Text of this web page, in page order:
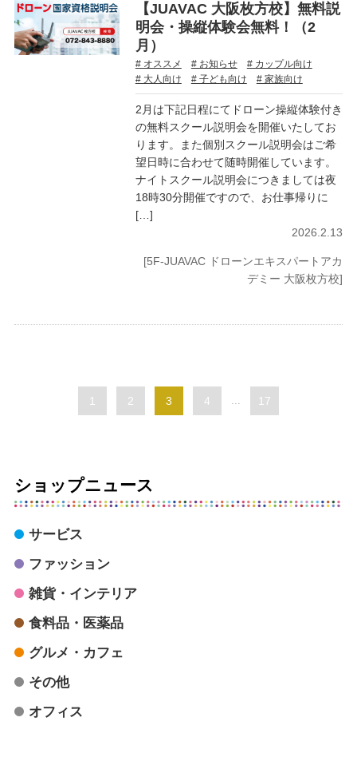
【JUAVAC 大阪枚方校】無料説
明会・操縦体験会無料！（2
月）
# オススメ # お知らせ
# カップル向け
# 大人向け
# 子ども向け # 家族向け
2月は下記日程にてドローン操縦体験付き
の無料スクール説明会を開催いたしてお
ります。また個別スクール説明会はご希
望日時に合わせて随時開催しています。
ナイトスクール説明会につきましては夜
18時30分開催ですので、お仕事帰りに
[…]
2026.2.13
[5F-JUAVAC ドローンエキスパートアカ
デミー 大阪枚方校]
1 2 3 4 ... 17
ショップニュース
サービス
ファッション
雑貨・インテリア
食料品・医薬品
グルメ・カフェ
その他
オフィス